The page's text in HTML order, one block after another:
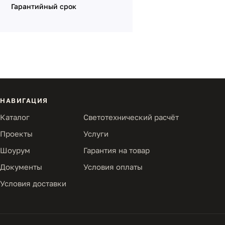
Гарантийный срок
НАВИГАЦИЯ
Каталог
Светотехнический расчёт
Проекты
Услуги
Шоурум
Гарантия на товар
Документы
Условия оплаты
Условия доставки